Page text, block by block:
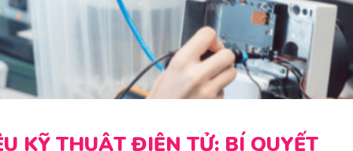
KỸ THUẬT ĐIỆN TỬ: BÍ QUYẾT